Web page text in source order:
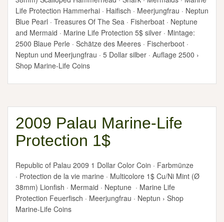
Life Protection Hammerhai · Haifisch · Meerjungfrau · Neptun
Blue Pearl · Treasures Of The Sea · Fisherboat · Neptune
and Mermaid · Marine Life Protection 5$ silver · Mintage:
2500 Blaue Perle · Schätze des Meeres · Fischerboot ·
Neptun und Meerjungfrau · 5 Dollar silber · Auflage 2500 ›
Shop Marine-Life Coins
2009 Palau Marine-Life
Protection 1$
Republic of Palau 2009 1 Dollar Color Coin · Farbmünze
· Protection de la vie marine · Multicolore 1$ Cu/Ni Mint (Ø
38mm) Lionfish · Mermaid · Neptune · Marine Life
Protection Feuerfisch · Meerjungfrau · Neptun › Shop
Marine-Life Coins